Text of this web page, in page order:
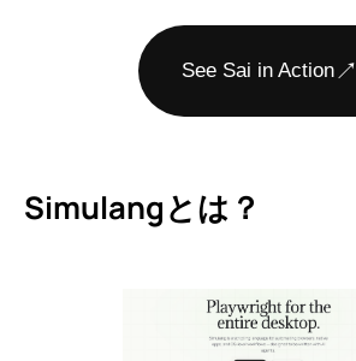
See Sai in Action↗
Simulangとは？